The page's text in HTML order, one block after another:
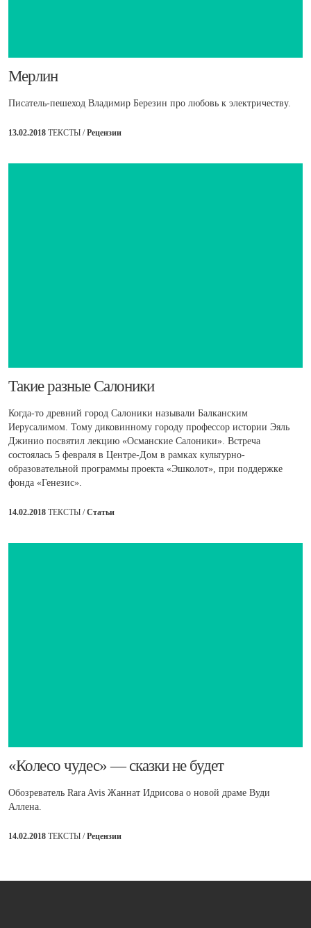
​Мерлин
Писатель-пешеход Владимир Березин про любовь к электричеству.
13.02.2018 ТЕКСТЫ /Рецензии
​Такие разные Салоники
Когда-то древний город Салоники называли Балканским
Иерусалимом. Тому диковинному городу профессор истории Эяль
Джинио посвятил лекцию «Османские Салоники». Встреча
состоялась 5 февраля в Центре-Дом в рамках культурно-
образовательной программы проекта «Эшколот», при поддержке
фонда «Генезис».
14.02.2018 ТЕКСТЫ /Статьи
​«Колесо чудес» — сказки не будет
Обозреватель Rara Avis Жаннат Идрисова о новой драме Вуди
Аллена.
14.02.2018 ТЕКСТЫ /Рецензии